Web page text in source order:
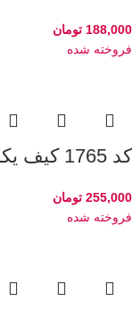
188,000 تومان
فروخته شده
کد 1765 کیف یکطرفه زنانه دیور
255,000 تومان
فروخته شده